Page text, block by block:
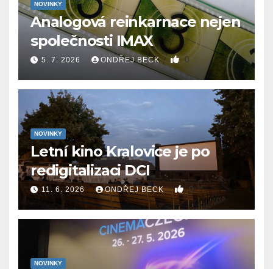
NOVINKY
Analogová reinkarnace nejen
společnosti IMAX
5. 7. 2026 ONDŘEJ BECK 0
NOVINKY
Letní kino Kralovice je po
redigitalizaci DCI
11. 6. 2026 ONDŘEJ BECK 0
NOVINKY